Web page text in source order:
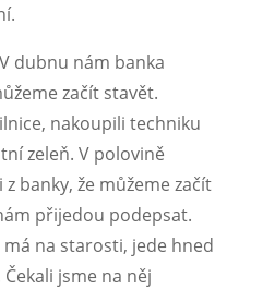
dubnu nám banka
začít stavět.
nakoupili techniku
zeleň. V polovině
banky, že můžeme začít
přijedou podepsat.
na starosti, jede hned
jsme na něj